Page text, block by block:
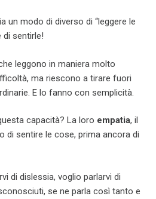
un modo di diverso di “leggere le
di sentirle!
leggono in maniera molto
ma riescono a tirare fuori
E lo fanno con semplicità.
capacità? La loro empatia, il
di sentire le cose, prima ancora di
di dislessia, voglio parlarvi di
se ne parla così tanto e